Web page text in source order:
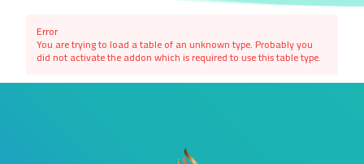
Error
You are trying to load a table of an unknown type. Probably you
did not activate the addon which is required to use this table type.